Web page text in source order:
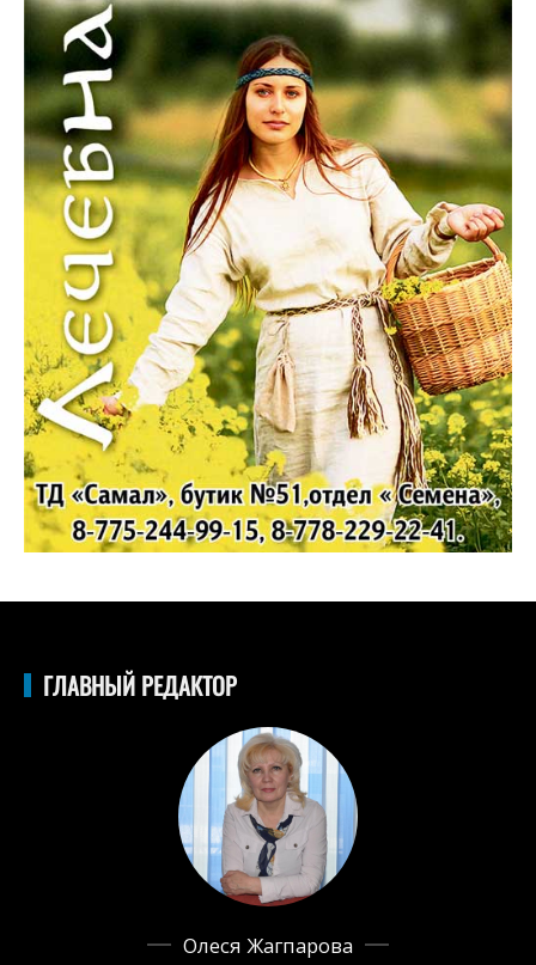
ГЛАВНЫЙ РЕДАКТОР
Олеся Жагпарова